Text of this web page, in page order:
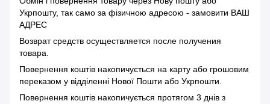
Укрпошту, так само за фізичною адресою - замовити ВАШ
АДРЕС
Возврат средств осуществляется после получения
товара.
Повернення коштів накопичується на карту або грошовим
переказом у відділенні Нової Пошти або Укрпошти.
Повернення коштів накопичується протягом 3 днів з